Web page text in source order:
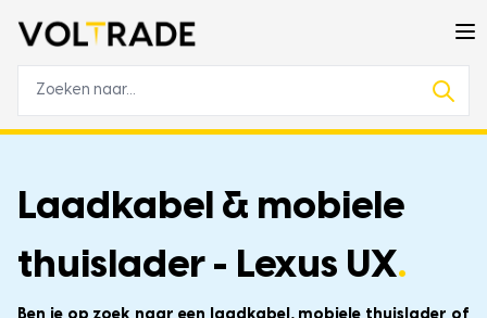
Laadkabel & mobiele
thuislader - Lexus UX.